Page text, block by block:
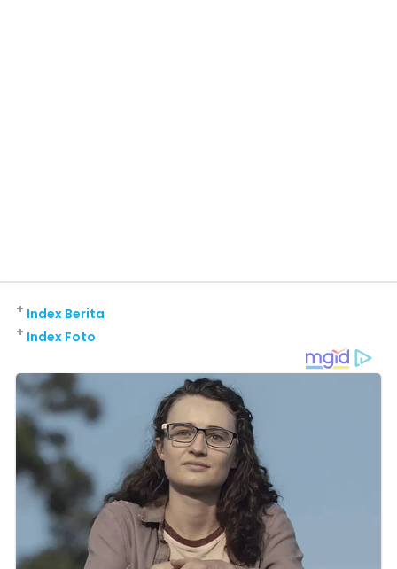
Index Berita
+
Index Foto
+